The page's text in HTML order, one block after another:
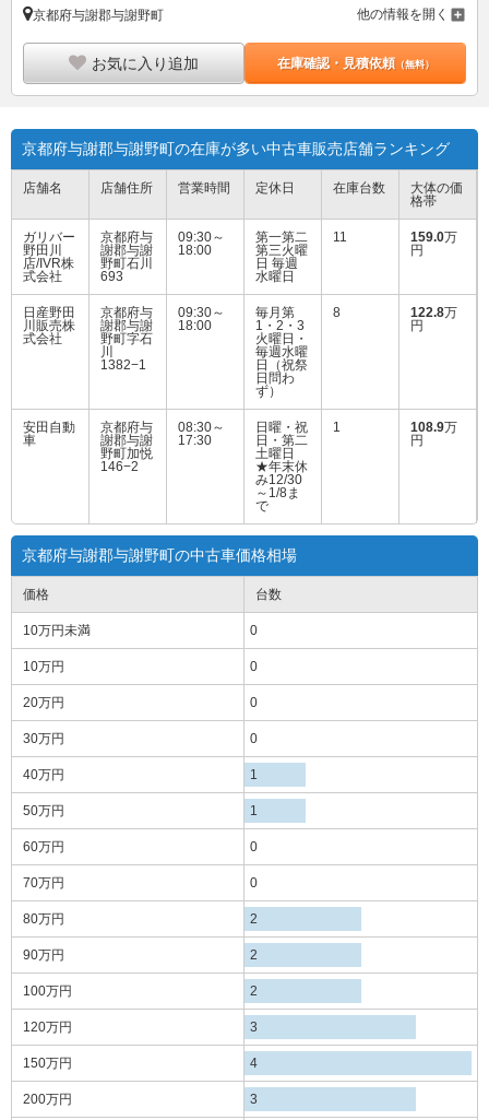
京都府与謝郡与謝野町 他の情報を開く
お気に入り追加 在庫確認・見積依頼（無料）
京都府与謝郡与謝野町の在庫が多い中古車販売店舗ランキング
店舗名 店舗住所 営業時間 定休日 在庫台数
大体の価
格帯
ガリバー
野田川
店/IVR株
式会社
京都府与
謝郡与謝
野町石川
693
09:30～
18:00
第一第二
第三火曜
日 毎週
水曜日
11 159.0万
円
日産野田
川販売株
式会社
京都府与
謝郡与謝
野町字石
川
1382−1
09:30～
18:00
毎月第
1・2・3
火曜日・
毎週水曜
日（祝祭
日問わ
ず）
8 122.8万
円
安田自動
車
京都府与
謝郡与謝
野町加悦
146−2
08:30～
17:30
日曜・祝
日・第二
土曜日
★年末休
み12/30
～1/8ま
で
1 108.9万
円
京都府与謝郡与謝野町の中古車価格相場
価格
10万円未満
10万円
20万円
30万円
40万円
50万円
60万円
70万円
80万円
90万円
100万円
120万円
150万円
200万円
台数
0
0
0
0
1
1
0
0
2
2
2
3
4
3